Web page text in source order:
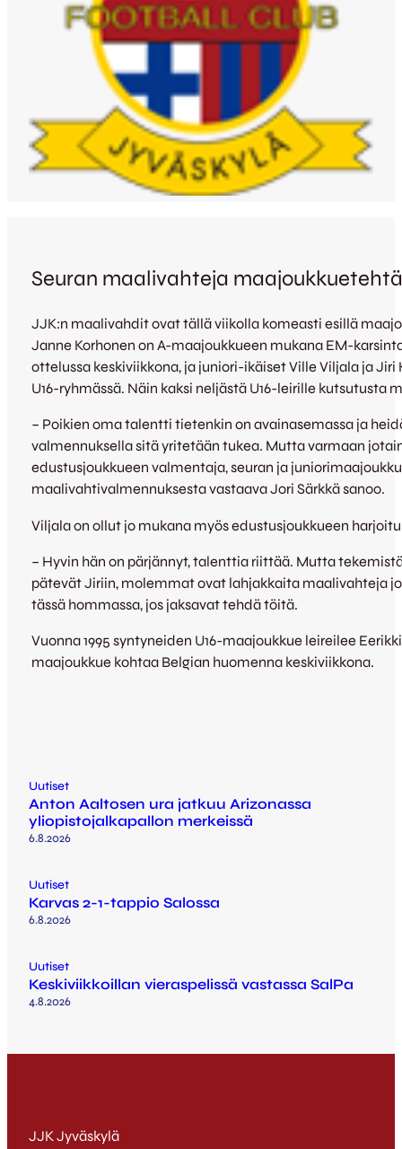
Seuran maalivahteja
JJK:n maalivahdit ovat tällä viikolla komeasti esillä
Janne Korhonen on A-maajoukkueen mukana EM-
ottelussa keskiviikkona, ja juniori-ikäiset Ville Viljala ja Jiri
U16-ryhmässä. Näin kaksi neljästä U16-leirille kutsutusta
– Poikien oma talentti tietenkin on avainasemassa ja
valmennuksella sitä yritetään tukea. Mutta varmaan
edustusjoukkueen valmentaja, seuran ja
maalivahtivalmennuksesta vastaava Jori Särkkä sanoo.
Viljala on ollut jo mukana myös edustusjoukkueen
– Hyvin hän on pärjännyt, talenttia riittää. Mutta
pätevät Jiriin, molemmat ovat lahjakkaita maalivahteja
tässä hommassa, jos jaksavat tehdä töitä.
Vuonna 1995 syntyneiden U16-maajoukkue leireilee
maajoukkue kohtaa Belgian huomenna keskiviikkona.
Uutiset
Anton Aaltosen ura jatkuu Arizonassa
yliopistojalkapallon merkeissä
6.8.2026
Uutiset
Karvas 2-1-tappio Salossa
6.8.2026
Uutiset
Keskiviikkoillan vieraspelissä vastassa SalPa
4.8.2026
JJK Jyväskylä